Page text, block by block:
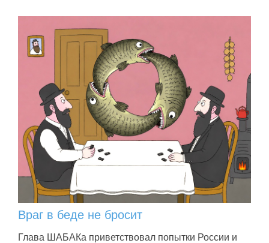
Враг в беде не бросит
Глава ШАБАКа приветствовал попытки России и